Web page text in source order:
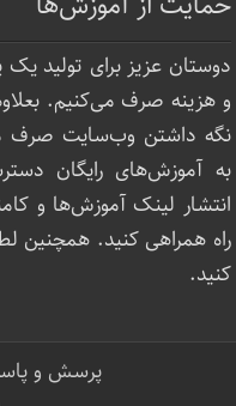
دوستان عزیز برای تولید
و هزینه صرف می‌کنیم.
نگه داشتن وب‌سایت صرف
به آموزش‌های رایگان
انتشار لینک‌ آموزش‌ها و
راه همراهی کنید. همچنین
کنید.
پرسش و